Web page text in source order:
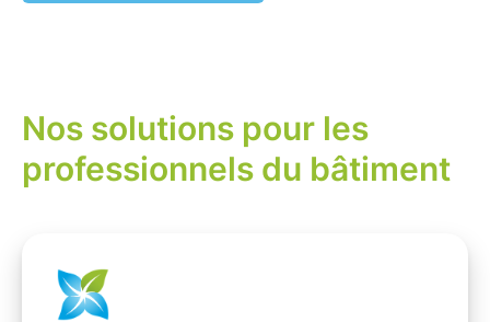
Nos solutions pour les
professionnels du bâtiment